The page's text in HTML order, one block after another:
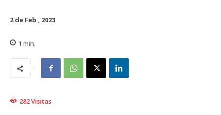
2 de Feb , 2023
1 min.
282Visitas